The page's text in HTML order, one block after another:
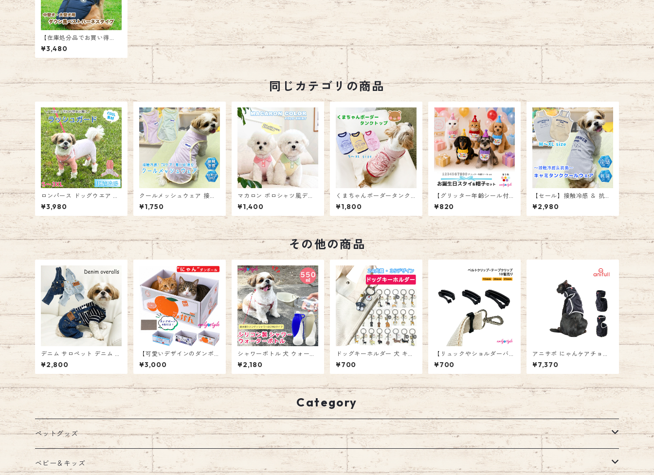
【在庫処分品でお買い得
♪】中型犬 大型犬 ハーネス
タイプダウン風ベスト ハー
ネス ダウン ベスト アウター
ドッグウェア ペット ドッグ
犬 服 お散歩 お出かけ 防寒
あたたかい エミリースタイ
ル emilystyle
¥3,480
同じカテゴリの商品
ロンパース ドッグウエア ラ
ッシュガード クール アウト
ドア 紫外線対策 犬服 犬 ペ
ット用品 夏 小型犬 ひんやり
涼しい サラサラ ストレッチ
着やすい お散歩 汚れ防止 ケ
ガ防止 お出かけ ウェア 男の
子 女の子 エミリースタイル
emilystyle
¥3,980
クールメッシュウェア 接触
冷感 UVケア 涼感 メッシュ
クール ドッグウェア ペット
ドッグ 犬 ウェア 服 クール
ウェア 暑さ対策 ひんやりウ
ェア 夏 速乾 通気性 暑さ対
策グッズ 熱中症対策 毛抜け
防止 お散歩 お出かけ かわい
い エミリースタイル emilys
tyle
¥1,750
マカロン ポロシャツ風デザ
イン♪ ドッグウエア タンク
トップ 犬服 犬 ペット用品
ストレッチ お散歩 お出かけ
犬服 男の子 女の子 エミリー
スタイル emilystyle
¥1,400
くまちゃんボーダータンク
トップ Tシャツ ボーダー ペ
ットウェア 犬 服 くま ペッ
ト 袖なし 薄手 インナー カ
ジュアル かわいい 女の子 男
の子 オールシーズン エミリ
ースタイル emilystyle
¥1,800
【グリッター年齢シール付
き】お誕生日スタイ＆帽子
バースデイスタイ ハッピー
バースデー 記念日 年齢 お祝
い 記念写真 衣装 犬 猫 ペッ
ト 撮影 グッズ 前かけ よだ
れかけ 帽子付き ゴム紐 エミ
リースタイル emilystyle
¥820
【セール】接触冷感 ＆ 抗菌
キャミタンククールウェア
涼感 クール ドッグウェア ペ
ット ドッグ 犬 ウェア 服 ク
ールウェア 暑さ対策 ひんや
りウェア 夏 速乾 通気性 暑
さ対策グッズ 熱中症対策 お
散歩 お出かけ かわいい エミ
リースタイル emilystyle
¥2,980
その他の商品
デニム サロペット デニム ジ
ーパン ズボン つなぎ オーバ
ーオール カバーオール ペッ
ト 犬 ドッグ 服 ウェア 重ね
ミリースタイル emilystyle
¥2,800
【可愛いデザインのダンボ
ール爪とぎ♪交換ボード4枚
セット】猫爪とぎ ネコ ダン
ボール ネコハウス 爪みがき
お昼寝 耐久性 エミリースタ
イル emilystyle
¥3,000
シャワーボトル 犬 ウォータ
ーボトル ハンディシャワー
給水ボトル ペット ウォータ
ー マナーボトル 猫 水飲み
っこ お散歩 携帯給水器 携帯
用水飲み 軽量 小型犬 中型犬
大型犬 アウトドア エミリー
スタイル emilystyle
¥2,180
ドッグキーホルダー 犬 キー
ホルダー キーリング チャー
ム お出かけ 鍵 アクセサリー
トイプー ヨーキー フレブル
ラブ シュナ emilystyle
¥700
【リュックやショルダーバ
ッグのベルトがすっき
り！】ベルトクリップ 15m
m 20mm 25mm 10個売り
ック ハンドメイド アウトド
ア用品 デイリー お散歩 運動
調節 キャンプ リュック ベル
ト バックパック エミリース
タイル emilystyle
¥700
アニサポ にゃんケアチョッ
キ ブラック グレー 猫 爪切
り ネコ つめ
¥7,370
Category
ペットグッズ
ウェア
ベビー＆キッズ